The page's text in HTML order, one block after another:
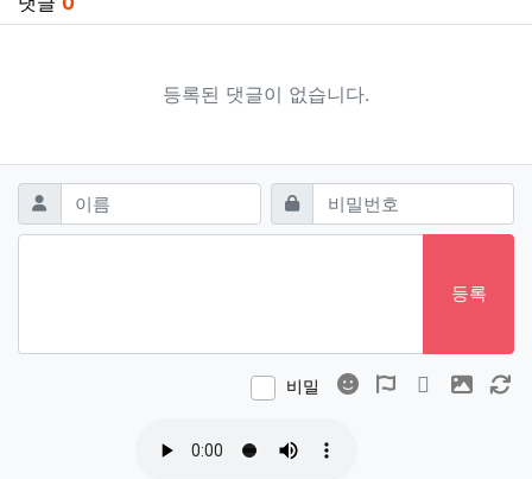
등록된 댓글이 없습니다.
댓글쓰기
이름 필수 비밀번호필수
등록
비밀 이모티콘폰트어썸
동영상 이미지